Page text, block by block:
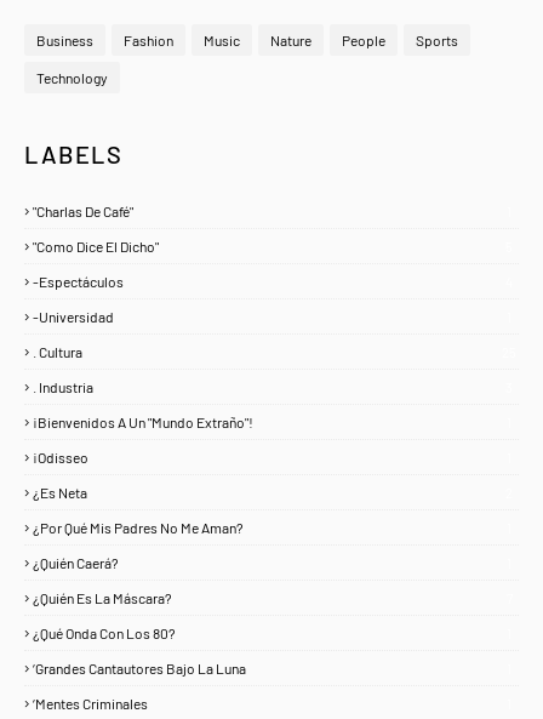
Business Fashion Music Nature People Sports
Technology
LABELS
"Charlas De Café"
"Como Dice El Dicho"
-Espectáculos
-Universidad
. Cultura
. Industria
¡Bienvenidos A Un "Mundo Extraño"!
¡Odisseo
¿Es Neta
¿Por Qué Mis Padres No Me Aman?
¿Quién Caerá?
¿Quién Es La Máscara?
¿Qué Onda Con Los 80?
‘Grandes Cantautores Bajo La Luna
‘Mentes Criminales